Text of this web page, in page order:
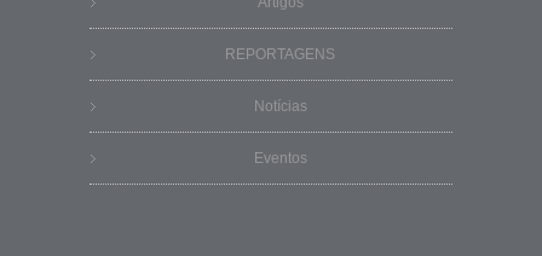
REPORTAGENS
Notícias
Eventos